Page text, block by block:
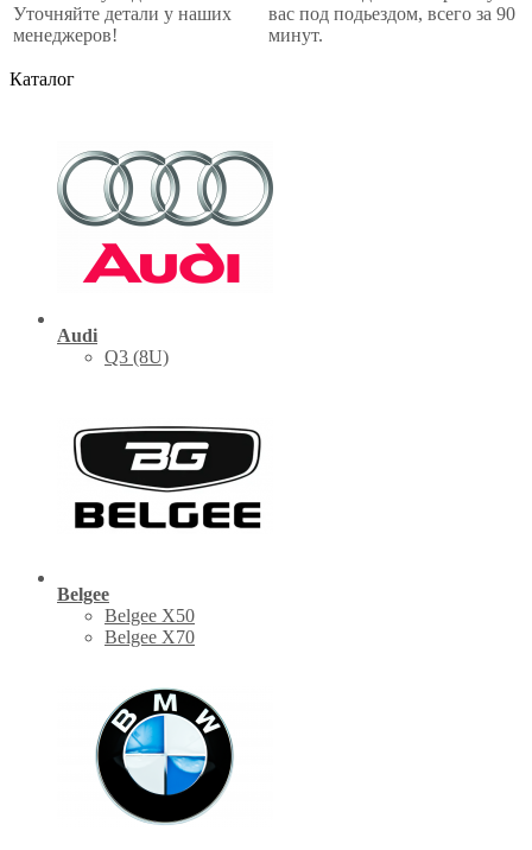
Уточняйте детали у наших
менеджеров!
вас под подьездом, всего за 90
минут.
Каталог
Audi
Q3 (8U)
Belgee
Belgee X50
Belgee X70